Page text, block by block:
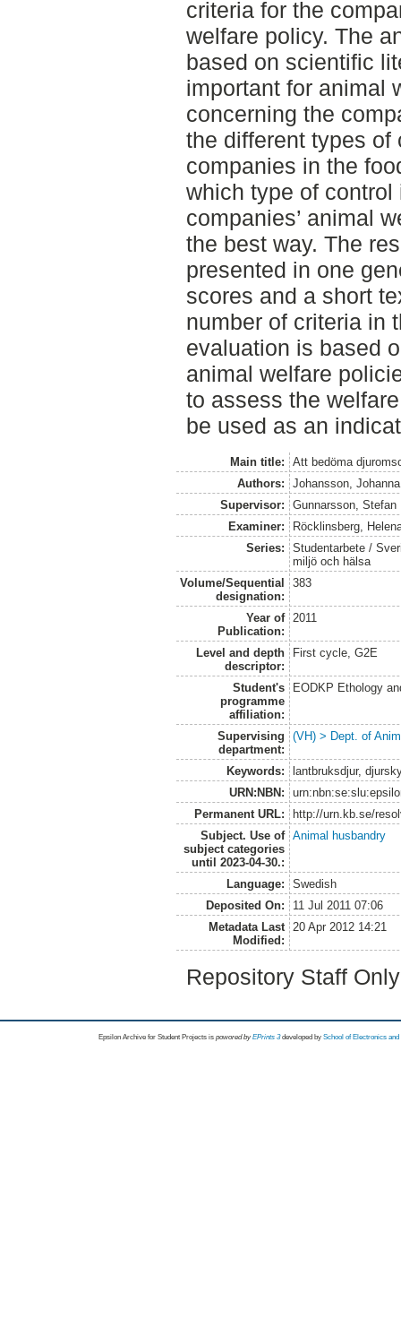
criteria for the
welfare policy. The
based on scientific
important for animal
concerning the
the different types of
companies in the
which type of
companies’ animal
the best way. The
presented in one
scores and a short
number of criteria in
evaluation is based
animal welfare
to assess the
be used as an
Main title:
Att bedöma
Authors:
Johansson, Johanna
Supervisor:
Gunnarsson, Stefan
Examiner:
Röcklinsberg,
Series:
Studentarbete /
miljö och hälsa
Volume/Sequential
designation:
383
Year of
Publication:
2011
Level and depth
descriptor:
First cycle, G2E
Student's
programme
affiliation:
EODKP Ethology
Supervising
department:
(VH) > Dept. of
Keywords:
lantbruksdjur,
URN:NBN:
Permanent URL:
http://urn.kb.se/
Subject. Use of
subject categories
until 2023-04-30.:
Animal husbandry
Language:
Swedish
Deposited On:
11 Jul 2011 07:06
Metadata Last
Modified:
20 Apr 2012 14:21
Repository Staff
Epsilon Archive for Student Projects is powored byEPrints 3 developed by School of Electronics